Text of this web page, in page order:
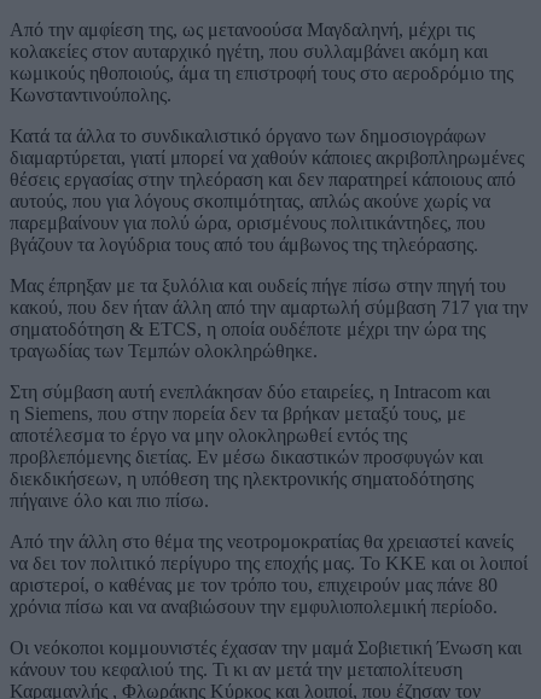
Από την αμφίεση της, ως μετανοούσα Μαγδαληνή, μέχρι τις
κολακείες στον αυταρχικό ηγέτη, που συλλαμβάνει ακόμη και
κωμικούς ηθοποιούς, άμα τη επιστροφή τους στο αεροδρόμιο της
Κωνσταντινούπολης.
Κατά τα άλλα το συνδικαλιστικό όργανο των δημοσιογράφων
διαμαρτύρεται, γιατί μπορεί να χαθούν κάποιες ακριβοπληρωμένες
θέσεις εργασίας στην τηλεόραση και δεν παρατηρεί κάποιους από
αυτούς, που για λόγους σκοπιμότητας, απλώς ακούνε χωρίς να
παρεμβαίνουν για πολύ ώρα, ορισμένους πολιτικάντηδες, που
βγάζουν τα λογύδρια τους από του άμβωνος της τηλεόρασης.
Μας έπρηξαν με τα ξυλόλια και ουδείς πήγε πίσω στην πηγή του
κακού, που δεν ήταν άλλη από την αμαρτωλή σύμβαση 717 για την
σηματοδότηση & ETCS, η οποία ουδέποτε μέχρι την ώρα της
τραγωδίας των Τεμπών ολοκληρώθηκε.
Στη σύμβαση αυτή ενεπλάκησαν δύο εταιρείες, η Intracom και
η Siemens, που στην πορεία δεν τα βρήκαν μεταξύ τους, με
αποτέλεσμα το έργο να μην ολοκληρωθεί εντός της
προβλεπόμενης διετίας. Εν μέσω δικαστικών προσφυγών και
διεκδικήσεων, η υπόθεση της ηλεκτρονικής σηματοδότησης
πήγαινε όλο και πιο πίσω.
Από την άλλη στο θέμα της νεοτρομοκρατίας θα χρειαστεί κανείς
να δει τον πολιτικό περίγυρο της εποχής μας. Το ΚΚΕ και οι λοιποί
αριστεροί, ο καθένας με τον τρόπο του, επιχειρούν μας πάνε 80
χρόνια πίσω και να αναβιώσουν την εμφυλιοπολεμική περίοδο.
Οι νεόκοποι κομμουνιστές έχασαν την μαμά Σοβιετική Ένωση και
κάνουν του κεφαλιού της. Τι κι αν μετά την μεταπολίτευση
Καραμανλής , Φλωράκης Κύρκος και λοιποί, που έζησαν τον